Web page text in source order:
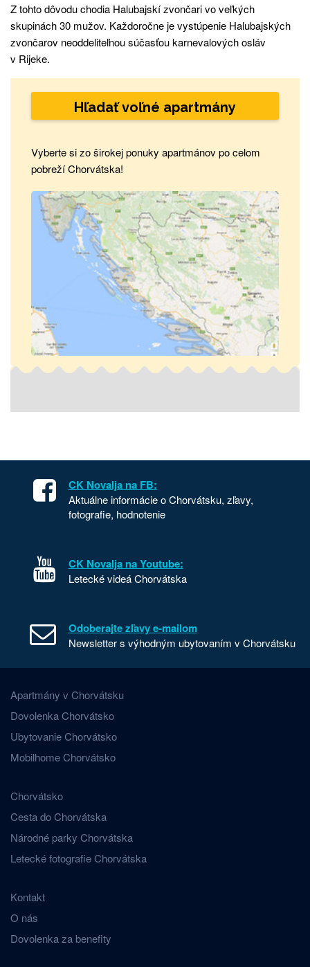
Z tohto dôvodu chodia Halubajskí zvončari vo veľkých
skupinách 30 mužov. Každoročne je vystúpenie Halubajských
zvončarov neoddeliteľnou súčasťou karnevalových osláv
v Rijeke.
Hľadať voľné apartmány
Vyberte si zo širokej ponuky apartmánov po celom
pobreží Chorvátska!
CK Novalja na FB:
Aktuálne informácie o Chorvátsku, zľavy,
fotografie, hodnotenie
CK Novalja na Youtube:
Letecké videá Chorvátska
Odoberajte zľavy e-mailom
Newsletter s výhodným ubytovaním v Chorvátsku
Apartmány v Chorvátsku
Dovolenka Chorvátsko
Ubytovanie Chorvátsko
Mobilhome Chorvátsko
Chorvátsko
Cesta do Chorvátska
Národné parky Chorvátska
Letecké fotografie Chorvátska
Kontakt
O nás
Dovolenka za benefity